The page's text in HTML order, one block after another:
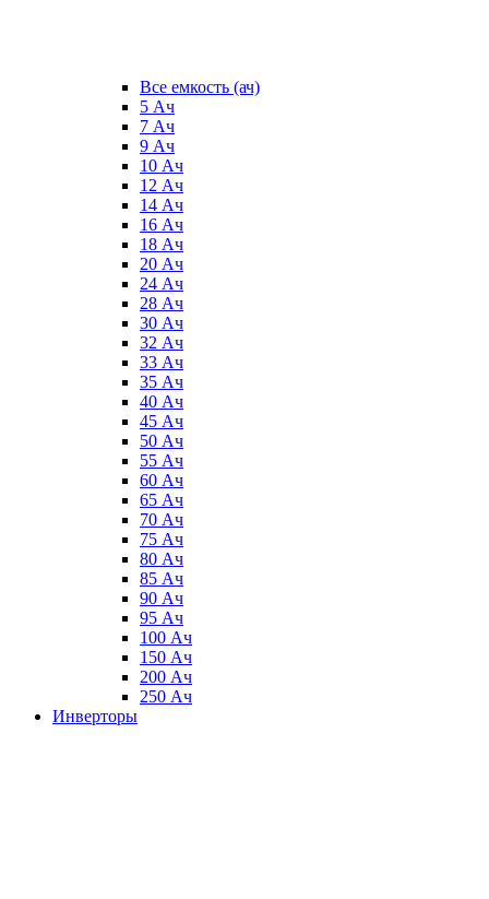
Все емкость (ач)
5 Ач
7 Ач
9 Ач
10 Ач
12 Ач
14 Ач
16 Ач
18 Ач
20 Ач
24 Ач
28 Ач
30 Ач
32 Ач
33 Ач
35 Ач
40 Ач
45 Ач
50 Ач
55 Ач
60 Ач
65 Ач
70 Ач
75 Ач
80 Ач
85 Ач
90 Ач
95 Ач
100 Ач
150 Ач
200 Ач
250 Ач
Инверторы